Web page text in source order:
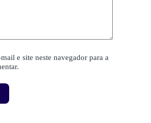
e site neste navegador para a